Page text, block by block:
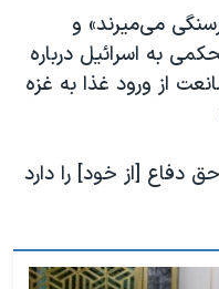
می‌میرند» و
به اسرائیل درباره
از ورود غذا به غزه
دفاع [از خود] را دارد